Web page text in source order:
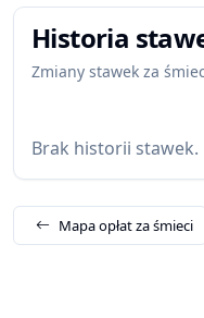
Historia
Zmiany stawek za
Brak historii stawek.
Mapa opłat za śmieci